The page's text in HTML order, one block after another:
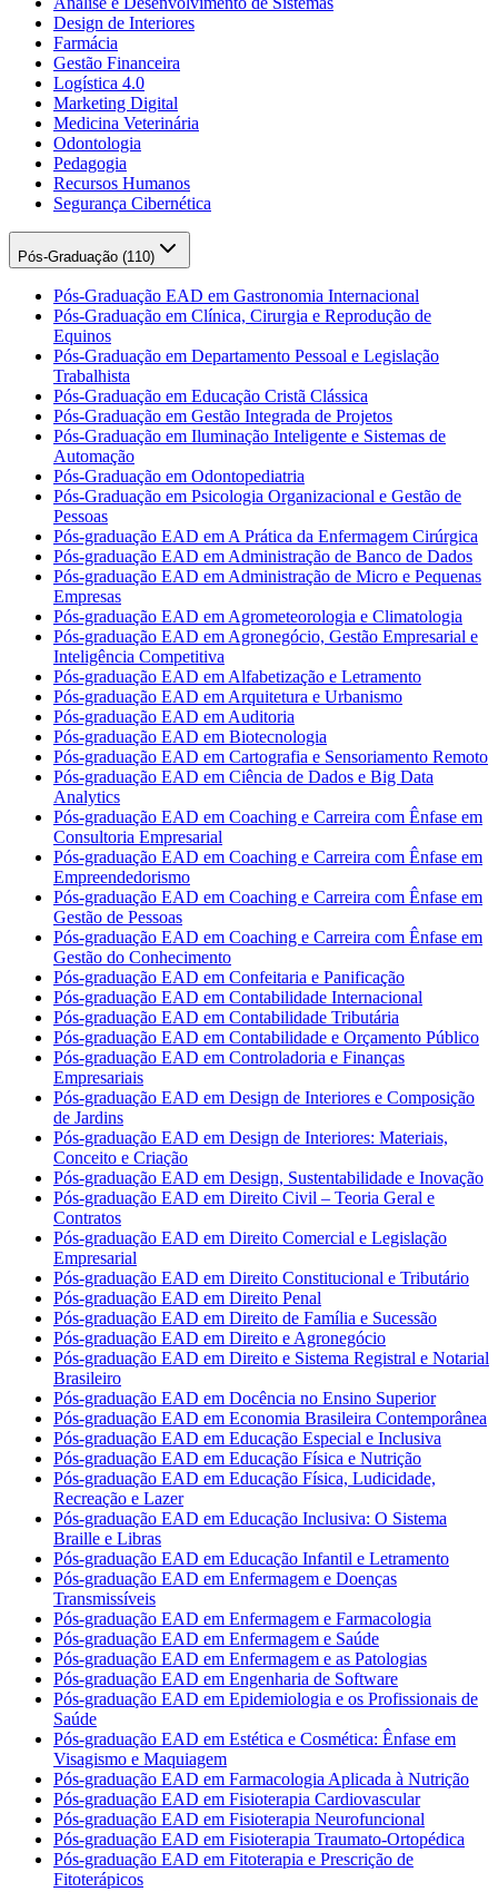
Design de Interiores
Farmácia
Gestão Financeira
Logística 4.0
Marketing Digital
Medicina Veterinária
Odontologia
Pedagogia
Recursos Humanos
Segurança Cibernética
Pós-Graduação (110)
Pós-Graduação EAD em Gastronomia Internacional
Pós-Graduação em Clínica, Cirurgia e Reprodução de
Equinos
Pós-Graduação em Departamento Pessoal e Legislação
Trabalhista
Pós-Graduação em Educação Cristã Clássica
Pós-Graduação em Gestão Integrada de Projetos
Pós-Graduação em Iluminação Inteligente e Sistemas de
Automação
Pós-Graduação em Odontopediatria
Pós-Graduação em Psicologia Organizacional e Gestão de
Pessoas
Pós-graduação EAD em A Prática da Enfermagem Cirúrgica
Pós-graduação EAD em Administração de Banco de Dados
Pós-graduação EAD em Administração de Micro e Pequenas
Empresas
Pós-graduação EAD em Agrometeorologia e Climatologia
Pós-graduação EAD em Agronegócio, Gestão Empresarial e
Inteligência Competitiva
Pós-graduação EAD em Alfabetização e Letramento
Pós-graduação EAD em Arquitetura e Urbanismo
Pós-graduação EAD em Auditoria
Pós-graduação EAD em Biotecnologia
Pós-graduação EAD em Cartografia e Sensoriamento Remoto
Pós-graduação EAD em Ciência de Dados e Big Data
Analytics
Pós-graduação EAD em Coaching e Carreira com Ênfase em
Consultoria Empresarial
Pós-graduação EAD em Coaching e Carreira com Ênfase em
Empreendedorismo
Pós-graduação EAD em Coaching e Carreira com Ênfase em
Gestão de Pessoas
Pós-graduação EAD em Coaching e Carreira com Ênfase em
Gestão do Conhecimento
Pós-graduação EAD em Confeitaria e Panificação
Pós-graduação EAD em Contabilidade Internacional
Pós-graduação EAD em Contabilidade Tributária
Pós-graduação EAD em Contabilidade e Orçamento Público
Pós-graduação EAD em Controladoria e Finanças
Empresariais
Pós-graduação EAD em Design de Interiores e Composição
de Jardins
Pós-graduação EAD em Design de Interiores: Materiais,
Conceito e Criação
Pós-graduação EAD em Design, Sustentabilidade e Inovação
Pós-graduação EAD em Direito Civil – Teoria Geral e
Contratos
Pós-graduação EAD em Direito Comercial e Legislação
Empresarial
Pós-graduação EAD em Direito Constitucional e Tributário
Pós-graduação EAD em Direito Penal
Pós-graduação EAD em Direito de Família e Sucessão
Pós-graduação EAD em Direito e Agronegócio
Pós-graduação EAD em Direito e Sistema Registral e Notarial
Brasileiro
Pós-graduação EAD em Docência no Ensino Superior
Pós-graduação EAD em Economia Brasileira Contemporânea
Pós-graduação EAD em Educação Especial e Inclusiva
Pós-graduação EAD em Educação Física e Nutrição
Pós-graduação EAD em Educação Física, Ludicidade,
Recreação e Lazer
Pós-graduação EAD em Educação Inclusiva: O Sistema
Braille e Libras
Pós-graduação EAD em Educação Infantil e Letramento
Pós-graduação EAD em Enfermagem e Doenças
Transmissíveis
Pós-graduação EAD em Enfermagem e Farmacologia
Pós-graduação EAD em Enfermagem e Saúde
Pós-graduação EAD em Enfermagem e as Patologias
Pós-graduação EAD em Engenharia de Software
Pós-graduação EAD em Epidemiologia e os Profissionais de
Saúde
Pós-graduação EAD em Estética e Cosmética: Ênfase em
Visagismo e Maquiagem
Pós-graduação EAD em Farmacologia Aplicada à Nutrição
Pós-graduação EAD em Fisioterapia Cardiovascular
Pós-graduação EAD em Fisioterapia Neurofuncional
Pós-graduação EAD em Fisioterapia Traumato-Ortopédica
Pós-graduação EAD em Fitoterapia e Prescrição de
Fitoterápicos